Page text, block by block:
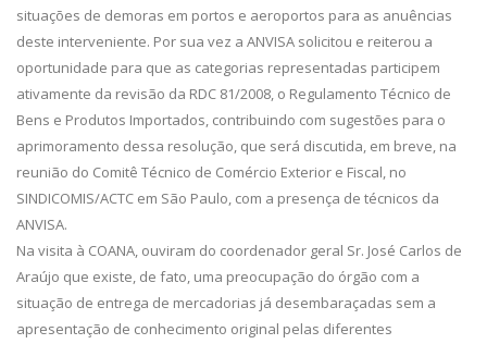
situações de demoras em portos e aeroportos para as anuências
deste interveniente. Por sua vez a ANVISA solicitou e reiterou a
oportunidade para que as categorias representadas participem
ativamente da revisão da RDC 81/2008, o Regulamento Técnico de
Bens e Produtos Importados, contribuindo com sugestões para o
aprimoramento dessa resolução, que será discutida, em breve, na
reunião do Comitê Técnico de Comércio Exterior e Fiscal, no
SINDICOMIS/ACTC em São Paulo, com a presença de técnicos da
ANVISA.
Na visita à COANA, ouviram do coordenador geral Sr. José Carlos de
Araújo que existe, de fato, uma preocupação do órgão com a
situação de entrega de mercadorias já desembaraçadas sem a
apresentação de conhecimento original pelas diferentes